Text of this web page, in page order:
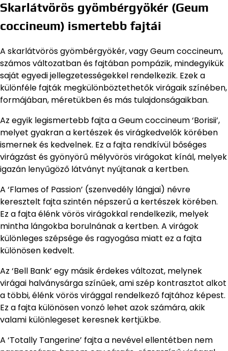
Skarlátvörös gyömbérgyökér (Geum
coccineum) ismertebb fajtái
A skarlátvörös gyömbérgyökér, vagy Geum coccineum,
számos változatban és fajtában pompázik, mindegyikük
saját egyedi jellegzetességekkel rendelkezik. Ezek a
különféle fajták megkülönböztethetők virágaik színében,
formájában, méretükben és más tulajdonságaikban.
Az egyik legismertebb fajta a Geum coccineum ‘Borisii’,
melyet gyakran a kertészek és virágkedvelők körében
ismernek és kedvelnek. Ez a fajta rendkívül bőséges
virágzást és gyönyörű mélyvörös virágokat kínál, melyek
igazán lenyűgöző látványt nyújtanak a kertben.
A ‘Flames of Passion’ (szenvedély lángjai) névre
keresztelt fajta szintén népszerű a kertészek körében.
Ez a fajta élénk vörös virágokkal rendelkezik, melyek
mintha lángokba borulnának a kertben. A virágok
különleges szépsége és ragyogása miatt ez a fajta
különösen kedvelt.
Az ‘Bell Bank’ egy másik érdekes változat, melynek
virágai halványsárga színűek, ami szép kontrasztot alkot
a többi, élénk vörös virággal rendelkező fajtához képest.
Ez a fajta különösen vonzó lehet azok számára, akik
valami különlegeset keresnek kertjükbe.
A ‘Totally Tangerine’ fajta a nevével ellentétben nem